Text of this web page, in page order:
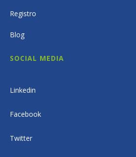
Registro
Blog
SOCIAL MEDIA
Linkedin
Facebook
Twitter